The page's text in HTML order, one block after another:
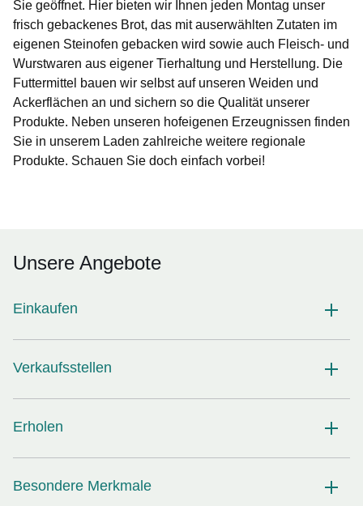
Sie geöffnet. Hier bieten wir Ihnen jeden Montag unser
frisch gebackenes Brot, das mit auserwählten Zutaten im
eigenen Steinofen gebacken wird sowie auch Fleisch- und
Wurstwaren aus eigener Tierhaltung und Herstellung. Die
Futtermittel bauen wir selbst auf unseren Weiden und
Ackerflächen an und sichern so die Qualität unserer
Produkte. Neben unseren hofeigenen Erzeugnissen finden
Sie in unserem Laden zahlreiche weitere regionale
Produkte. Schauen Sie doch einfach vorbei!
Unsere Angebote
Einkaufen
Verkaufsstellen
Erholen
Besondere Merkmale